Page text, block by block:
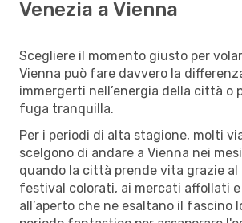
Venezia a Vienna
Scegliere il momento giusto per
Vienna può fare davvero la
immergerti nell’energia della città o
fuga tranquilla.
Per i periodi di alta stagione, molti
scelgono di andare a Vienna nei
quando la città prende vita grazie al
festival colorati, ai mercati affollati
all’aperto che ne esaltano il fascino